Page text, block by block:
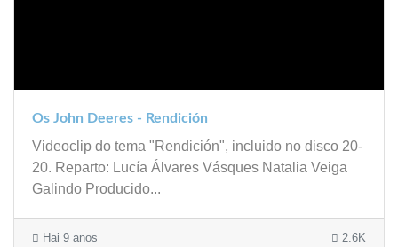
Os John Deeres - Rendición
Videoclip do tema "Rendición", incluido no disco 20-
20. Reparto: Lucía Álvares Vásques Natalia Veiga
Galindo Producido...
Hai 9 anos 2.6K